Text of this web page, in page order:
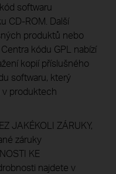
softwaru
CD-ROM. Další
produktů nebo
kódu GPL nabízí
kopií příslušného
softwaru, který
v produktech
JAKÉKOLI ZÁRUKY,
záruky
KE
najdete v